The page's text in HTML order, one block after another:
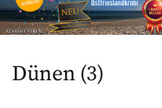
Dünen (3)